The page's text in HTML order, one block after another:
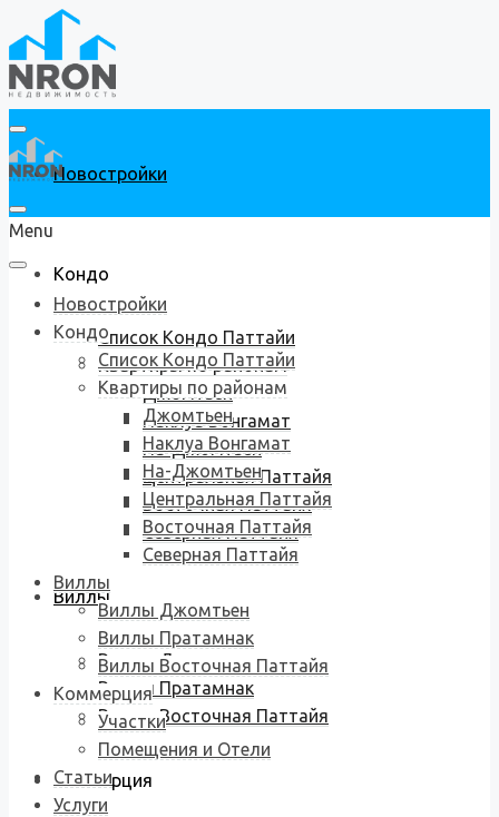
Новостройки
Кондо
Список Кондо Паттайи
Квартиры по районам
Джомтьен
Наклуа Вонгамат
На-Джомтьен
Центральная Паттайя
Восточная Паттайя
Северная Паттайя
Виллы
Виллы Джомтьен
Виллы Пратамнак
Виллы Восточная Паттайя
Коммерция
Menu
Новостройки
Кондо
Список Кондо Паттайи
Квартиры по районам
Джомтьен
Наклуа Вонгамат
На-Джомтьен
Центральная Паттайя
Восточная Паттайя
Северная Паттайя
Виллы
Виллы Джомтьен
Виллы Пратамнак
Виллы Восточная Паттайя
Коммерция
Участки
Помещения и Отели
Статьи
Услуги